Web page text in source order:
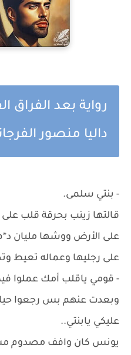
رواية بعد الفراق
داليا منصور
- بنتي سلمى.
قالتها زينب بحرقة قلب
على الأرض ووشها مليان
على رجليها وعماله تعيط
- قومي ياقلب أمك عملوا
وبعدت عنهم بس رجعوا
عليكي يابنتي..
يونس كان وافف مصدوم